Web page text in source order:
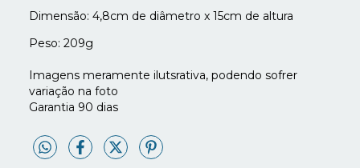
Dimensão: 4,8cm de diâmetro x 15cm de altura
Peso: 209g
Imagens meramente ilutsrativa, podendo sofrer
variação na foto
Garantia 90 dias